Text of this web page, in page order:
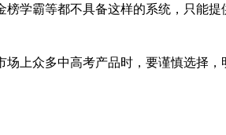
学霸等都不具备这样的系统，只能
众多中高考产品时，要谨慎选择，